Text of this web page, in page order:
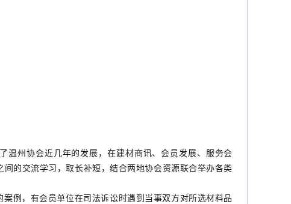
州协会近几年的发展，在建材商讯、会员发展、服务会
的交流学习，取长补短，结合两地协会资源联合举办各类
例，有会员单位在司法诉讼时遇到当事双方对所选材料品